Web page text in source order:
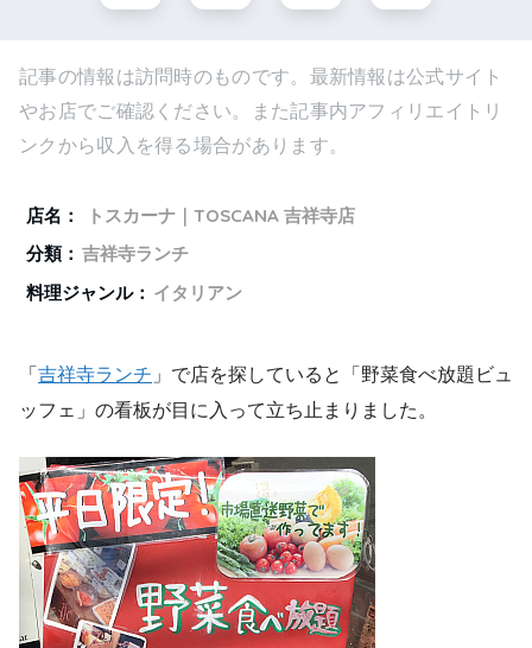
記事の情報は訪問時のものです。最新情報は公式サイト
やお店でご確認ください。また記事内アフィリエイトリ
ンクから収入を得る場合があります。
店名：
トスカーナ｜TOSCANA 吉祥寺店
分類： 吉祥寺ランチ
料理ジャンル： イタリアン
「 吉祥寺ランチ 」で店を探していると「野菜食べ放題ビュ
ッフェ」の看板が目に入って立ち止まりました。